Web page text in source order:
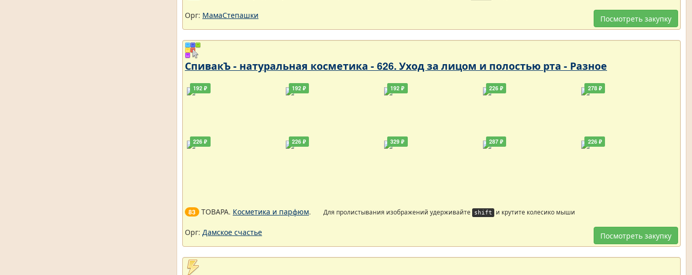
Посмотреть закупку
Орг: МамаСтепашки
СпивакЪ - натуральная косметика - 626. Уход за лицом и полостью рта - Разное
192 ₽
226 ₽
192 ₽
226 ₽
192 ₽
329 ₽
226 ₽
287 ₽
278 ₽
226 ₽
83 ТОВАРА. Косметика и парфюм. Для пролистывания изображений удерживайте shift и крутите колесико мыши
Посмотреть закупку
Орг: Дамское счастье